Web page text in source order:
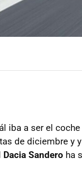
iba a ser el
de diciembre y
Dacia Sandero ha